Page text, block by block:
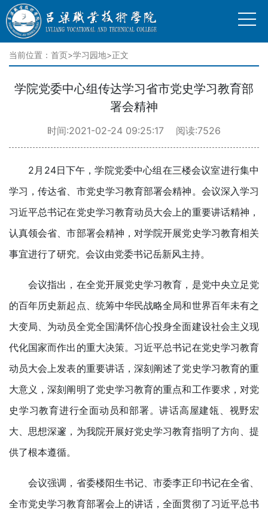
当前位置： 首页>学习园地>正文
学院党委中心组传达学习省市党史学习教育部
署会精神
时间:2021-02-24 09:25:17 阅读:7526
2月24日下午，学院党委中心组在三楼会议室进行集中
学习，传达省、市党史学习教育部署会精神。会议深入学习
习近平总书记在党史学习教育动员大会上的重要讲话精神，
认真领会省、市部署会精神，对学院开展党史学习教育相关
事宜进行了研究。会议由党委书记岳新风主持。
会议指出，在全党开展党史学习教育，是党中央立足党
的百年历史新起点、统筹中华民战略全局和世界百年未有之
大变局、为动员全党全国满怀信心投身全面建设社会主义现
代化国家而作出的重大决策。习近平总书记在党史学习教育
动员大会上发表的重要讲话，深刻阐述了党史学习教育的重
大意义，深刻阐明了党史学习教育的重点和工作要求，对党
史学习教育进行全面动员和部署。讲话高屋建瓴、视野宏
大、思想深邃，为我院开展好党史学习教育指明了方向、提
供了根本遵循。
会议强调，省委楼阳生书记、市委李正印书记在全省、
全市党史学习教育部署会上的讲话，全面贯彻了习近平总书